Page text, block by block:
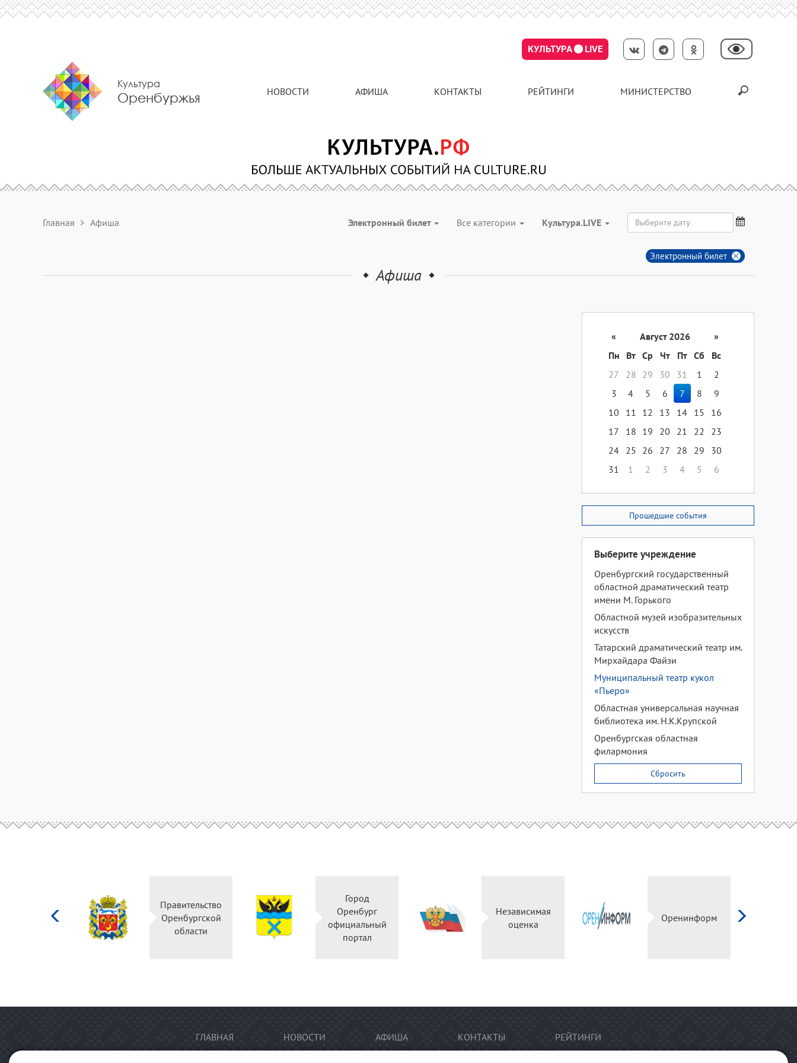
КУЛЬТУРА LIVE
Культура
Оренбуржья НОВОСТИ АФИША КОНТАКТЫ РЕЙТИНГИ МИНИСТЕРСТВО
Главная Афиша Электронный билет Все категории Культура.LIVE
Электронный билет
Афиша
« Август 2026
»
Пн
Вт Ср Чт Пт Сб
Вс
27
28 29 30 31 1
2
3
4 5 6 7 8
9
10
11 12 13 14 15
16
17
18 19 20 21 22
23
24 25 26 27 28 29
30
31
1 2 3 4 5 6
Прошедшие события
Выберите учреждение
Оренбургский государственный
областной драматический театр
имени М. Горького
Областной музей изобразительных
искусств
Татарский драматический театр им.
Мирхайдара Файзи
Муниципальный театр кукол
«Пьеро»
Областная универсальная научная
библиотека им. Н.К.Крупской
Оренбургская областная
филармония
Сбросить
Правительство
Оренбургской
области
Город
Оренбург
официальный
портал
Независимая
оценка
Оренинформ
ГЛАВНАЯ НОВОСТИ АФИША КОНТАКТЫ РЕЙТИНГИ